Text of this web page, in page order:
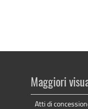
Maggiori
Atti di